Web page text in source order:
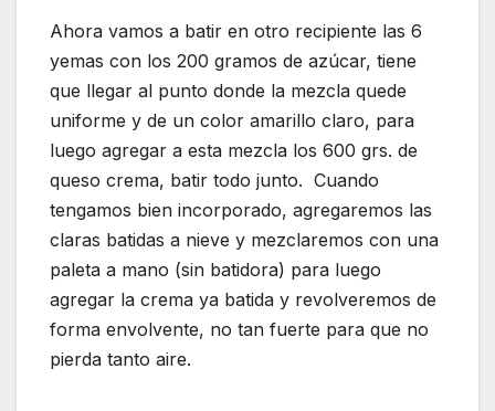
Ahora vamos a batir en otro recipiente las 6
yemas con los 200 gramos de azúcar, tiene
que llegar al punto donde la mezcla quede
uniforme y de un color amarillo claro, para
luego agregar a esta mezcla los 600 grs. de
queso crema, batir todo junto. Cuando
tengamos bien incorporado, agregaremos las
claras batidas a nieve y mezclaremos con una
paleta a mano (sin batidora) para luego
agregar la crema ya batida y revolveremos de
forma envolvente, no tan fuerte para que no
pierda tanto aire.